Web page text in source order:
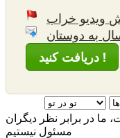
ویدیو خراب
به دوستان
دریافت کنید !
در برابر نظر دیگران
مسئول نیستیم